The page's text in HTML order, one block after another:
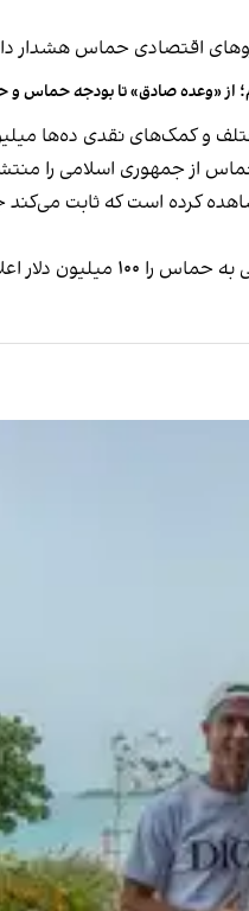
اقتصادی حماس هشدار
«وعده صادق» تا بودجه حماس و
و کمک‌های نقدی ده‌ها